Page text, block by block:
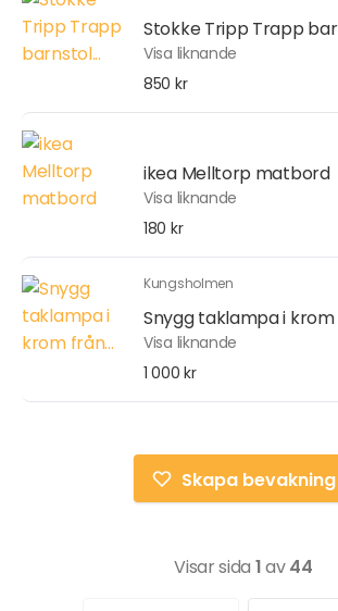
Stokke Tripp Trapp
Visa liknande
850 kr
ikea Melltorp matbord
Visa liknande
180 kr
Kungsholmen
Snygg taklampa i krom
Visa liknande
1 000 kr
Skapa bevakning
Visar sida 1av44